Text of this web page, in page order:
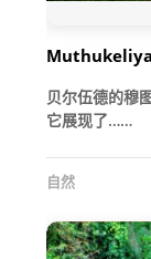
贝尔伍德的穆
它展现了……
自然